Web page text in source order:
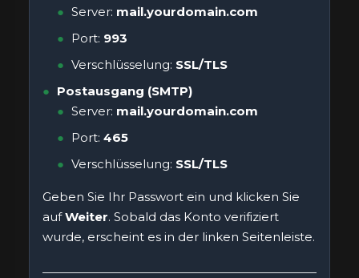
Server: mail.yourdomain.com
Port: 993
Verschlüsselung: SSL/TLS
Postausgang (SMTP)
Server: mail.yourdomain.com
Port: 465
Verschlüsselung: SSL/TLS
Geben Sie Ihr Passwort ein und klicken Sie
aufWeiter. Sobald das Konto verifiziert
wurde, erscheint es in der linken Seitenleiste.